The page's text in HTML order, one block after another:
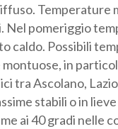
Temperature
Nel pomeriggio
caldo. Possibili
montuose, in
tra Ascolano,
stabili o in
ai 40 gradi nelle